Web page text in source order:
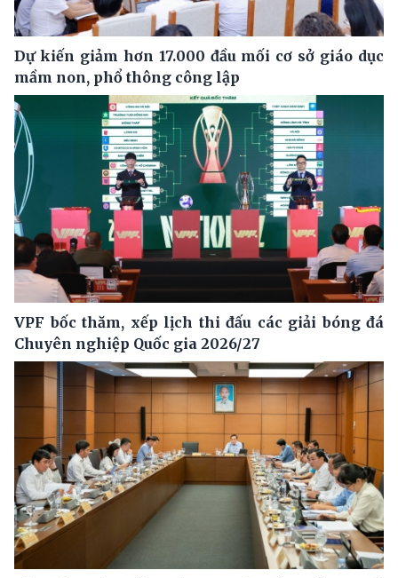
Dự kiến giảm hơn 17.000 đầu mối cơ sở giáo dục
mầm non, phổ thông công lập
VPF bốc thăm, xếp lịch thi đấu các giải bóng đá
Chuyên nghiệp Quốc gia 2026/27